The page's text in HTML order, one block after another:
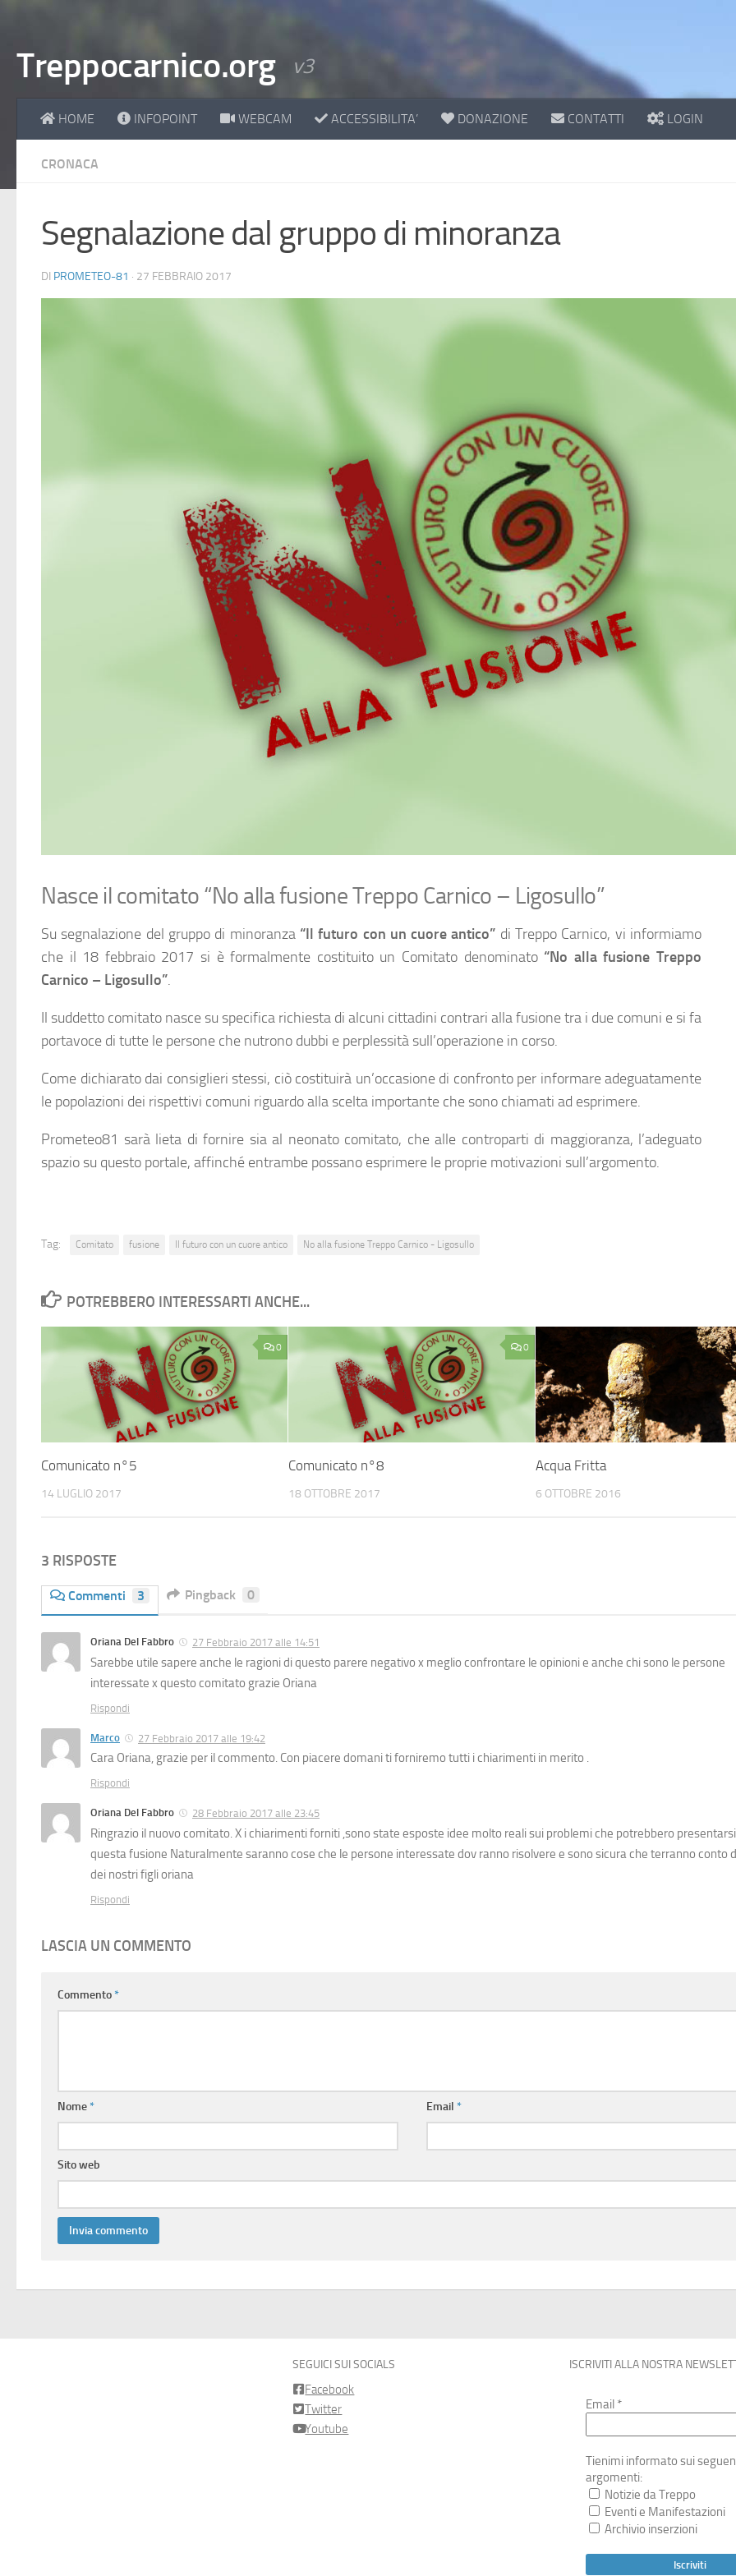
Treppocarnico.org v3
HOME INFOPOINT WEBCAM ACCESSIBILITA’ DONAZIONE CONTATTI LOGIN
CRONACA
Segnalazione dal gruppo di minoranza
DI PROMETEO-81 · 27 FEBBRAIO 2017
Nasce il comitato “No alla fusione Treppo Carnico – Ligosullo”
Su segnalazione del gruppo di minoranza “Il futuro con un cuore antico” di Treppo Carnico, vi informiamo
che il 18 febbraio 2017 si è formalmente costituito un Comitato denominato “No alla fusione Treppo
Carnico – Ligosullo”.
Il suddetto comitato nasce su specifica richiesta di alcuni cittadini contrari alla fusione tra i due comuni e si fa
portavoce di tutte le persone che nutrono dubbi e perplessità sull’operazione in corso.
Come dichiarato dai consiglieri stessi, ciò costituirà un’occasione di confronto per informare adeguatamente
le popolazioni dei rispettivi comuni riguardo alla scelta importante che sono chiamati ad esprimere.
Prometeo81 sarà lieta di fornire sia al neonato comitato, che alle controparti di maggioranza, l’adeguato
spazio su questo portale, affinché entrambe possano esprimere le proprie motivazioni sull’argomento.
Tag: Comitato fusione Il futuro con un cuore antico No alla fusione Treppo Carnico - Ligosullo
POTREBBERO INTERESSARTI ANCHE...
0
Comunicato n°5
14 LUGLIO 2017
0
Comunicato n°8
18 OTTOBRE 2017
Acqua Fritta
6 OTTOBRE 2016
3 RISPOSTE
Commenti 3 Pingback 0
Oriana Del Fabbro 27 Febbraio 2017 alle 14:51
Sarebbe utile sapere anche le ragioni di questo parere negativo x meglio confrontare le opinioni e anche chi sono le persone
interessate x questo comitato grazie Oriana
Rispondi
Marco 27 Febbraio 2017 alle 19:42
Cara Oriana, grazie per il commento. Con piacere domani ti forniremo tutti i chiarimenti in merito .
Rispondi
Oriana Del Fabbro 28 Febbraio 2017 alle 23:45
Ringrazio il nuovo comitato. X i chiarimenti forniti ,sono state esposte idee molto reali sui problemi che potrebbero
questa fusione Naturalmente saranno cose che le persone interessate dov ranno risolvere e sono sicura che terranno conto
dei nostri figli oriana
Rispondi
LASCIA UN COMMENTO
Commento*
Nome* Email*
Sito web
SEGUICI SUI SOCIALS
Facebook
Twitter
Youtube
ISCRIVITI ALLA NOSTRA
Email *
Tienimi informato sui
argomenti:
Notizie da Treppo
Eventi e Manifestazioni
Archivio inserzioni